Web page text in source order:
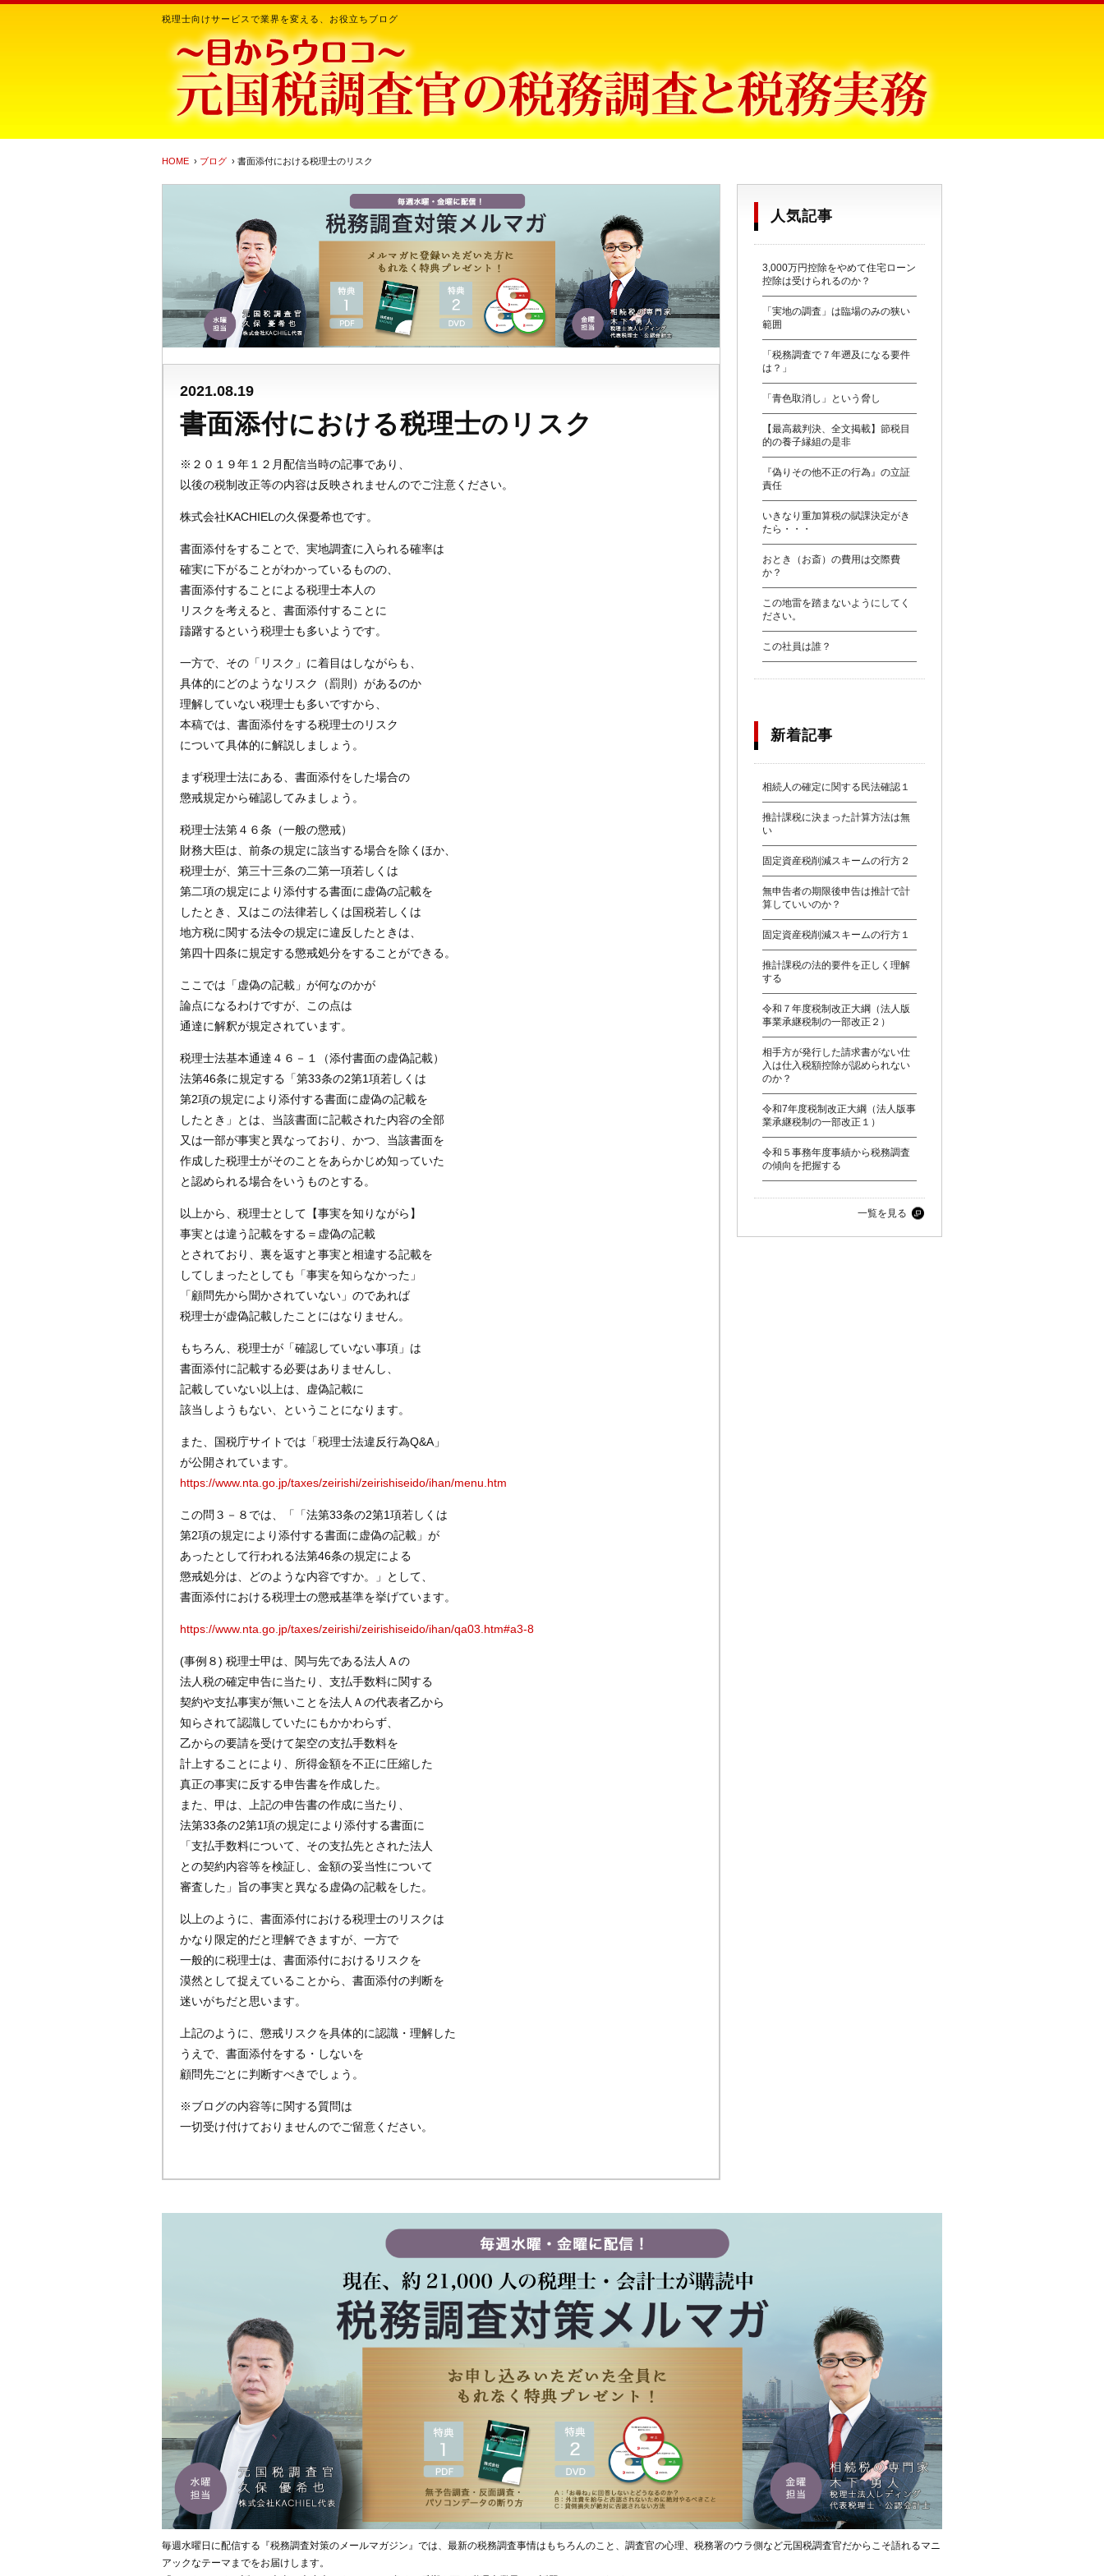
税理士向けサービスで業界を変える、お役立ちブログ
HOME › ブログ › 書面添付における税理士のリスク
2021.08.19
書面添付における税理士のリスク
※２０１９年１２月配信当時の記事であり、
以後の税制改正等の内容は反映されませんのでご注意ください。
株式会社KACHIELの久保憂希也です。
書面添付をすることで、実地調査に入られる確率は
確実に下がることがわかっているものの、
書面添付することによる税理士本人の
リスクを考えると、書面添付することに
躊躇するという税理士も多いようです。
一方で、その「リスク」に着目はしながらも、
具体的にどのようなリスク（罰則）があるのか
理解していない税理士も多いですから、
本稿では、書面添付をする税理士のリスク
について具体的に解説しましょう。
まず税理士法にある、書面添付をした場合の
懲戒規定から確認してみましょう。
税理士法第４６条（一般の懲戒）
財務大臣は、前条の規定に該当する場合を除くほか、
税理士が、第三十三条の二第一項若しくは
第二項の規定により添付する書面に虚偽の記載を
したとき、又はこの法律若しくは国税若しくは
地方税に関する法令の規定に違反したときは、
第四十四条に規定する懲戒処分をすることができる。
ここでは「虚偽の記載」が何なのかが
論点になるわけですが、この点は
通達に解釈が規定されています。
税理士法基本通達４６－１（添付書面の虚偽記載）
法第46条に規定する「第33条の2第1項若しくは
第2項の規定により添付する書面に虚偽の記載を
したとき」とは、当該書面に記載された内容の全部
又は一部が事実と異なっており、かつ、当該書面を
作成した税理士がそのことをあらかじめ知っていた
と認められる場合をいうものとする。
以上から、税理士として【事実を知りながら】
事実とは違う記載をする＝虚偽の記載
とされており、裏を返すと事実と相違する記載を
してしまったとしても「事実を知らなかった」
「顧問先から聞かされていない」のであれば
税理士が虚偽記載したことにはなりません。
もちろん、税理士が「確認していない事項」は
書面添付に記載する必要はありませんし、
記載していない以上は、虚偽記載に
該当しようもない、ということになります。
また、国税庁サイトでは「税理士法違反行為Q&A」
が公開されています。
https://www.nta.go.jp/taxes/zeirishi/zeirishiseido/ihan/menu.htm
この問３－８では、「「法第33条の2第1項若しくは
第2項の規定により添付する書面に虚偽の記載」が
あったとして行われる法第46条の規定による
懲戒処分は、どのような内容ですか。」として、
書面添付における税理士の懲戒基準を挙げています。
https://www.nta.go.jp/taxes/zeirishi/zeirishiseido/ihan/qa03.htm#a3-8
(事例８) 税理士甲は、関与先である法人Ａの
法人税の確定申告に当たり、支払手数料に関する
契約や支払事実が無いことを法人Ａの代表者乙から
知らされて認識していたにもかかわらず、
乙からの要請を受けて架空の支払手数料を
計上することにより、所得金額を不正に圧縮した
真正の事実に反する申告書を作成した。
また、甲は、上記の申告書の作成に当たり、
法第33条の2第1項の規定により添付する書面に
「支払手数料について、その支払先とされた法人
との契約内容等を検証し、金額の妥当性について
審査した」旨の事実と異なる虚偽の記載をした。
以上のように、書面添付における税理士のリスクは
かなり限定的だと理解できますが、一方で
一般的に税理士は、書面添付におけるリスクを
漠然として捉えていることから、書面添付の判断を
迷いがちだと思います。
上記のように、懲戒リスクを具体的に認識・理解した
うえで、書面添付をする・しないを
顧問先ごとに判断すべきでしょう。
※ブログの内容等に関する質問は
一切受け付けておりませんのでご留意ください。
人気記事
3,000万円控除をやめて住宅ローン
控除は受けられるのか？
「実地の調査」は臨場のみの狭い
範囲
「税務調査で７年遡及になる要件
は？」
「青色取消し」という脅し
【最高裁判決、全文掲載】節税目
的の養子縁組の是非
『偽りその他不正の行為』の立証
責任
いきなり重加算税の賦課決定がき
たら・・・
おとき（お斎）の費用は交際費
か？
この地雷を踏まないようにしてく
ださい。
この社員は誰？
新着記事
相続人の確定に関する民法確認１
推計課税に決まった計算方法は無
い
固定資産税削減スキームの行方２
無申告者の期限後申告は推計で計
算していいのか？
固定資産税削減スキームの行方１
推計課税の法的要件を正しく理解
する
令和７年度税制改正大綱（法人版
事業承継税制の一部改正２）
相手方が発行した請求書がない仕
入は仕入税額控除が認められない
のか？
令和7年度税制改正大綱（法人版事
業承継税制の一部改正１）
令和５事務年度事績から税務調査
の傾向を把握する
一覧を見る
毎週水曜日に配信する『税務調査対策のメールマガジン』では、最新の税務調査事情はもちろんのこと、調査官の心理、税務署のウラ側など元国税調査官だからこそ語れるマニ
アックなテーマまでをお届けします。